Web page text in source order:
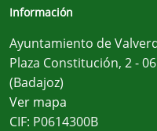
Información
Ayuntamiento de
Plaza Constitución, 2 -
(Badajoz)
Ver mapa
CIF: P0614300B